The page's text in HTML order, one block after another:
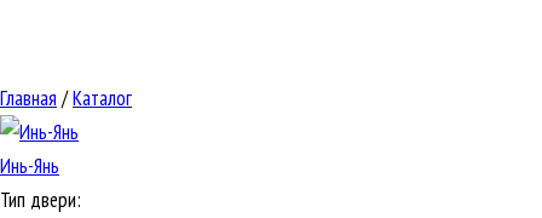
Главная /Каталог
Инь-Янь
Тип двери: